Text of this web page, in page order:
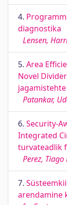
4.
diagnostika
Lensen,
5. Area
Novel
Patankar,
6. Security-
Integrated
turvateadlik
Perez, Tiago
7.
arendamine